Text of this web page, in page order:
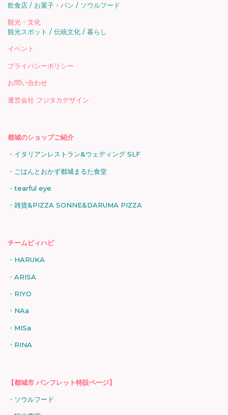
飲食店
お菓子・パン ソウルフード
観光・文化
観光スポット
伝統文化 暮らし
イベント
プライバシーポリシー
お問い合わせ
運営会社 フジタカデザイン
都城のショップご紹介
イタリアンレストラン&ウェディング SLF
ごはんとおかず都城まるた食堂
tearful eye
雑貨&PIZZA SONNE&DARUMA PIZZA
チームビィハピ
HARUKA
ARISA
RIYO
NAa
MISa
RINA
【都城市 パンフレット特設ページ】
ソウルフード